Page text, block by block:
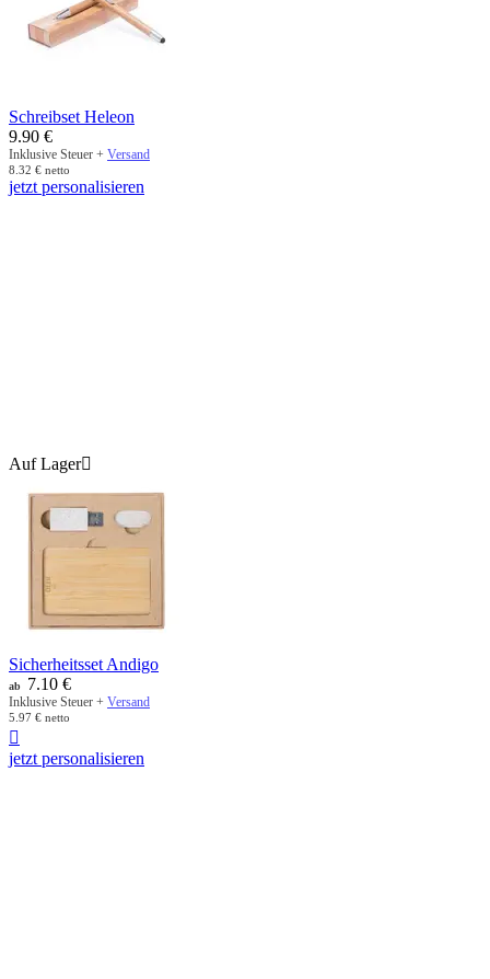
Schreibset Heleon
9.90 €
Inklusive Steuer + Versand
8.32 € netto
jetzt personalisieren
Auf Lager
Sicherheitsset Andigo
ab 7.10 €
Inklusive Steuer + Versand
5.97 € netto

jetzt personalisieren